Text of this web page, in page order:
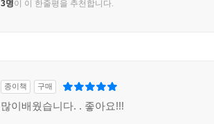
3명이 이 한줄평을 추천합니다.
종이책 구매
많이배웠습니다. . 좋아요!!!